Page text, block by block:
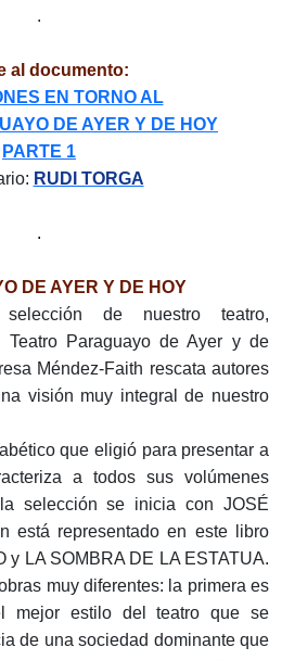
.
al documento:
EN TORNO AL
DE AYER Y DE HOY
PARTE 1
RUDI TORGA
.
DE AYER Y DE HOY
de nuestro teatro,
Teatro Paraguayo de Ayer y de
Méndez-Faith rescata autores
visión muy integral de nuestro
que eligió para presentar a
a todos sus volúmenes
selección se inicia con JOSÉ
está representado en este libro
y LA SOMBRA DE LA ESTATUA.
muy diferentes: la primera es
mejor estilo del teatro que se
de una sociedad dominante que